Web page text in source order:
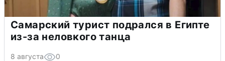
Самарский турист подрался в Египте
из-за неловкого танца
8 августа 0